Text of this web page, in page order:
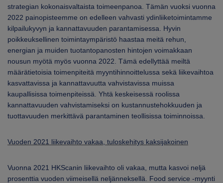
strategian kokonaisvaltaista toimeenpanoa. Tämän vuoksi vuonna
2022 painopisteemme on edelleen vahvasti ydinliiketoimintamme
kilpailukyvyn ja kannattavuuden parantamisessa. Hyvin
poikkeuksellinen toimintaympäristö haastaa meitä rehun,
energian ja muiden tuotantopanosten hintojen voimakkaan
nousun myötä myös vuonna 2022. Tämä edellyttää meiltä
määrätietoisia toimenpiteitä myyntihinnoittelussa sekä liikevaihtoa
kasvattavissa ja kannattavuutta vahvistavissa muissa
kaupallisissa toimenpiteissä. Yhtä keskeisessä roolissa
kannattavuuden vahvistamiseksi on kustannustehokkuuden ja
tuottavuuden merkittävä parantaminen teollisissa toiminnoissa.
Vuoden 2021 liikevaihto vakaa, tuloskehitys kaksijakoinen
Vuonna 2021 HKScanin liikevaihto oli vakaa, mutta kasvoi neljä
prosenttia vuoden viimeisellä neljänneksellä. Food service -myynti